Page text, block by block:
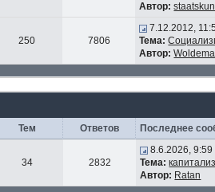
Автор:
250 7806
7.12.2012,
Тема:
Автор:
Тем Ответов Последнее
34 2832
8.6.2026, 9:59
Тема:
Автор: Ratan